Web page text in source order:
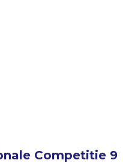
Competitie 9